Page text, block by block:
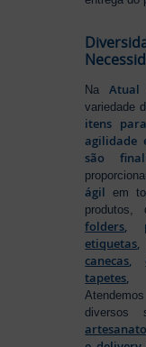
NaAtual
variedade
itens
agilidade
são
ágil em
produtos,
folders,
etiquetas
canecas,
tapetes,
diversos
artesanato